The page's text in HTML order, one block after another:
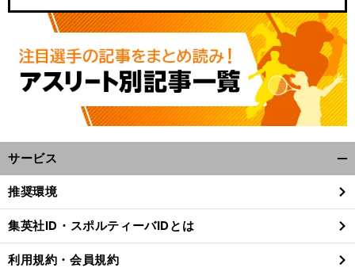
前
サービス
閉
る
推奨環境
集英社ID・スポルティーバIDとは
利用規約・会員規約